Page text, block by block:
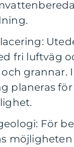
fri luftväg
grannar.
planeras för
För